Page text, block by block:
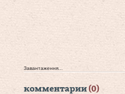
Завантаження...
комментарии(0)